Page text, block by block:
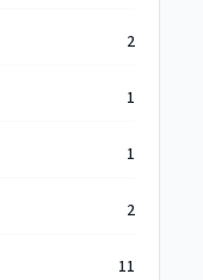
2
1
1
2
11